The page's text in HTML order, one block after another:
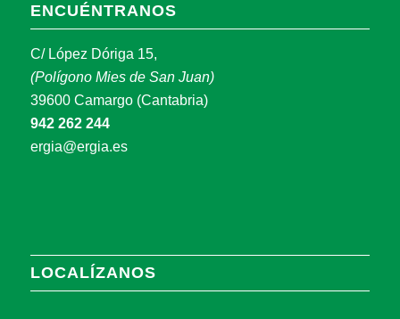
ENCUÉNTRANOS
C/ López Dóriga 15,
(Polígono Mies de San Juan)
39600 Camargo (Cantabria)
942 262 244
ergia@ergia.es
LOCALÍZANOS